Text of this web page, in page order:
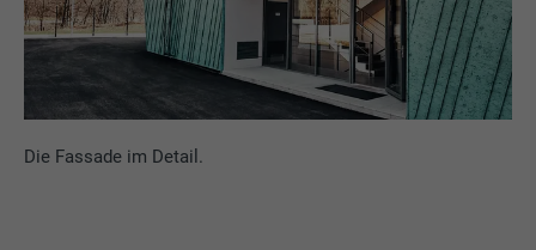
Die Fassade im Detail.